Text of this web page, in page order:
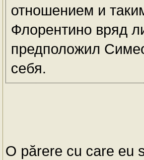
отношением и
Флорентино вряд
предположил
себя.
O părere cu care eu